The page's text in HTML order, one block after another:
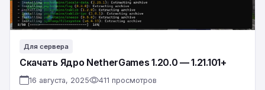
Для сервера
Скачать Ядро NetherGames 1.20.0 — 1.21.101+
16 августа, 2025 411 просмотров